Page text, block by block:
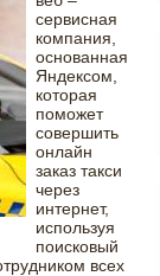
сервисная
компания,
основанная
Яндексом,
которая
поможет
совершить
онлайн
заказ такси
через
интернет,
используя
поисковый
всех